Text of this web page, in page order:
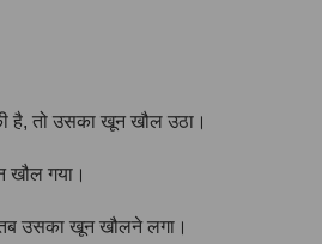
है, तो उसका खून खौल उठा।
खौल गया।
उसका खून खौलने लगा।